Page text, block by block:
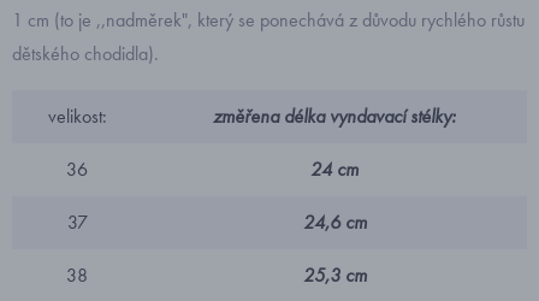
1 cm (to je ,,nadměrek", který se ponechává z důvodu rychlého růstu
dětského chodidla).
velikost: změřena délka vyndavací stélky:
36 24 cm
37 24,6 cm
38 25,3 cm